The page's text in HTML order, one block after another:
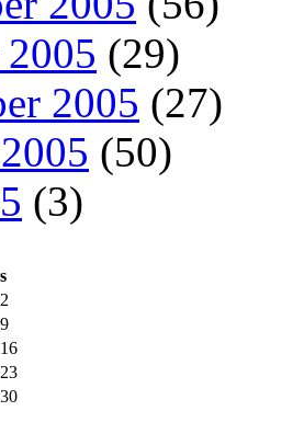
(29)
2005 (27)
(50)
(3)
s
2
9
16
23
30